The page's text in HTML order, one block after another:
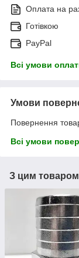
Оплата на
Готівкою
PayPal
Всі умови
Умови
Повернення
Всі умови
З цим